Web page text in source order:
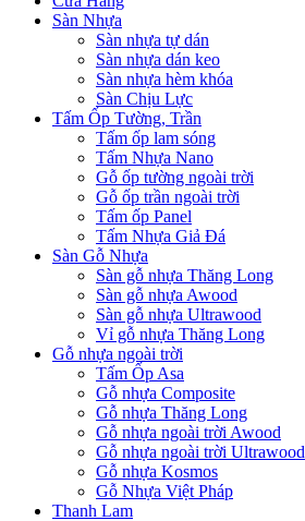
Sàn Nhựa
Sàn nhựa tự dán
Sàn nhựa dán keo
Sàn nhựa hèm khóa
Sàn Chịu Lực
Tấm Ốp Tường, Trần
Tấm ốp lam sóng
Tấm Nhựa Nano
Gỗ ốp tường ngoài trời
Gỗ ốp trần ngoài trời
Tấm ốp Panel
Tấm Nhựa Giả Đá
Sàn Gỗ Nhựa
Sàn gỗ nhựa Thăng Long
Sàn gỗ nhựa Awood
Sàn gỗ nhựa Ultrawood
Vỉ gỗ nhựa Thăng Long
Gỗ nhựa ngoài trời
Tấm Ốp Asa
Gỗ nhựa Composite
Gỗ nhựa Thăng Long
Gỗ nhựa ngoài trời Awood
Gỗ nhựa ngoài trời Ultrawood
Gỗ nhựa Kosmos
Gỗ Nhựa Việt Pháp
Thanh Lam